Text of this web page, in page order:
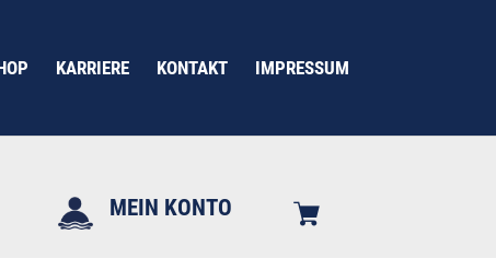
KARRIERE KONTAKT IMPRESSUM
MEIN KONTO